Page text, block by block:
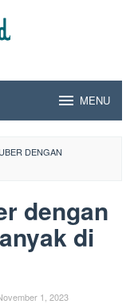
MENU
DENGAN
dengan
di
1, 2023